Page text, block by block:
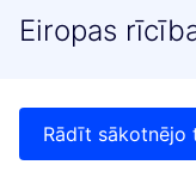
Eiropas
Rādīt sākotnējo